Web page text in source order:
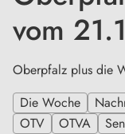
vom
Oberpfalz plus die
Die Woche
OTV
OTVA